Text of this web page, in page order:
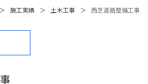
＞ 施工実績 ＞ 土木工事 ＞ 西芝道路整備工事